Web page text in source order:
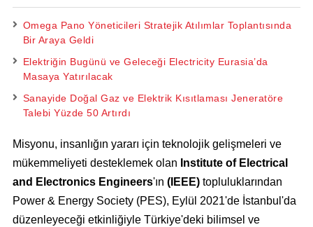
Omega Pano Yöneticileri Stratejik Atılımlar Toplantısında
Bir Araya Geldi
Elektriğin Bugünü ve Geleceği Electricity Eurasia’da
Masaya Yatırılacak
Sanayide Doğal Gaz ve Elektrik Kısıtlaması Jeneratöre
Talebi Yüzde 50 Artırdı
Misyonu, insanlığın yararı için teknolojik gelişmeleri ve
mükemmeliyeti desteklemek olan Institute of Electrical
and Electronics Engineers'ın (IEEE) topluluklarından
Power & Energy Society (PES), Eylül 2021'de İstanbul'da
düzenleyeceği etkinliğiyle Türkiye'deki bilimsel ve